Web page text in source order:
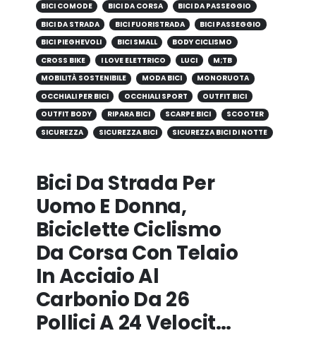
BICI COMODE
BICI DA CORSA
BICI DA PASSEGGIO
BICI DA STRADA
BICI FUORISTRADA
BICI PASSEGGIO
BICI PIEGHEVOLI
BICI SMALL
BODY CICLISMO
CROSS BIKE
I LOVE ELETTRICO LUCI
M;TB
MOBILITÀ SOSTENIBILE
MODA BICI
MONORUOTA
OCCHIALI PER BICI
OCCHIALI SPORT
OUTFIT BICI
OUTFIT BODY
RIPARA BICI SCARPE BICI
SCOOTER
SICUREZZA
SICUREZZA BICI SICUREZZA BICI DI NOTTE
Bici Da Strada Per
Uomo E Donna,
Biciclette Ciclismo
Da Corsa Con Telaio
In Acciaio Al
Carbonio Da 26
Pollici A 24 Velocit…